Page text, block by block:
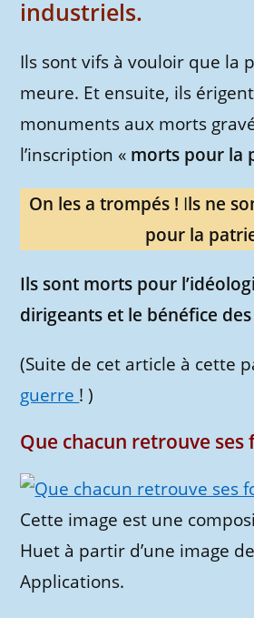
industriels.
Ils sont vifs à vouloir que la
meure. Et ensuite, ils
monuments aux morts
l’inscription « morts pour la
On les a trompés ! Ils ne
pour la
Ils sont morts pour
dirigeants et le bénéfice
(Suite de cet article à cette
guerre ! )
Que chacun retrouve ses
Cette image est une
Huet à partir d’une image
Applications.